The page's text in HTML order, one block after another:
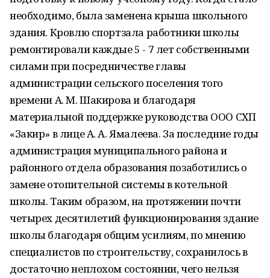
необходимо, была заменена крыша школьного
здания. Кровлю спортзала работники школы
ремонтировали каждые 5 - 7 лет собственными
силами при посредничестве главы
администрации сельского поселения того
времени А. М. Шакирова и благодаря
материальной поддержке руководства ООО СХП
«Закир» в лице А. А. Ямалеева. За последние годы
администрация муниципального района и
районного отдела образования позаботились о
замене отопительной системы в котельной
школы. Таким образом, на протяжении почти
четырех десятилетий функционирования здание
школы благодаря общим усилиям, по мнению
специалистов по строительству, сохранилось в
достаточно неплохом состоянии, чего нельзя